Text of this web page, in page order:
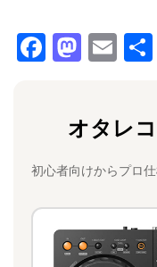
F
b
o
o
k
M
o
d
o
n
E
l
オタレ
初心者向けからプロ